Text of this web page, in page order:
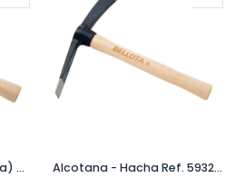
Alcotana - Pala (Piqueta) Ref. 5931-A N Alcotana - Hacha Ref. 5932-A N